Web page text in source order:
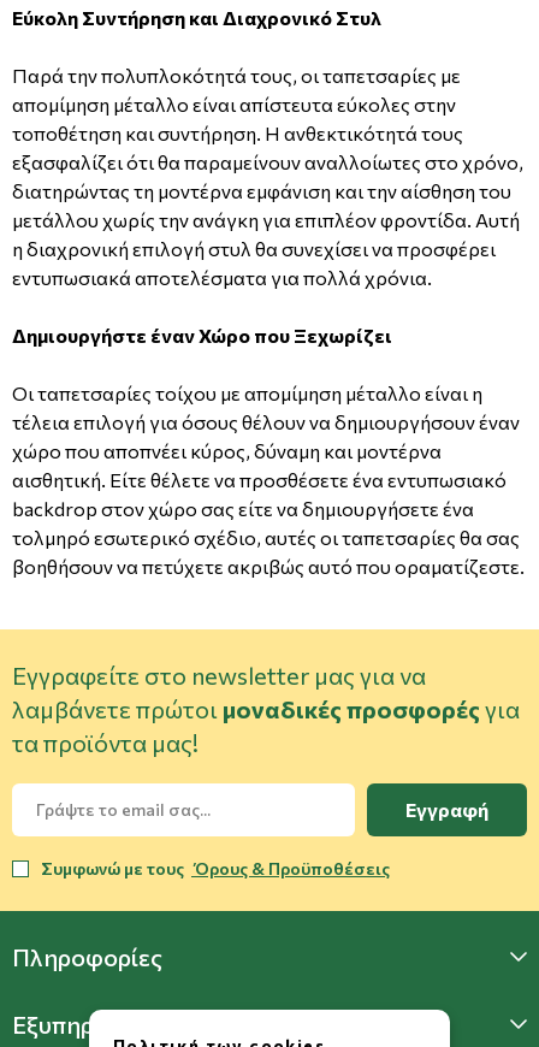
Εύκολη Συντήρηση και Διαχρονικό Στυλ
Παρά την πολυπλοκότητά τους, οι ταπετσαρίες με
απομίμηση μέταλλο είναι απίστευτα εύκολες στην
τοποθέτηση και συντήρηση. Η ανθεκτικότητά τους
εξασφαλίζει ότι θα παραμείνουν αναλλοίωτες στο χρόνο,
διατηρώντας τη μοντέρνα εμφάνιση και την αίσθηση του
μετάλλου χωρίς την ανάγκη για επιπλέον φροντίδα. Αυτή
η διαχρονική επιλογή στυλ θα συνεχίσει να προσφέρει
εντυπωσιακά αποτελέσματα για πολλά χρόνια.
Δημιουργήστε έναν Χώρο που Ξεχωρίζει
Οι ταπετσαρίες τοίχου με απομίμηση μέταλλο είναι η
τέλεια επιλογή για όσους θέλουν να δημιουργήσουν έναν
χώρο που αποπνέει κύρος, δύναμη και μοντέρνα
αισθητική. Είτε θέλετε να προσθέσετε ένα εντυπωσιακό
backdrop στον χώρο σας είτε να δημιουργήσετε ένα
τολμηρό εσωτερικό σχέδιο, αυτές οι ταπετσαρίες θα σας
βοηθήσουν να πετύχετε ακριβώς αυτό που οραματίζεστε.
Εγγραφείτε στο newsletter μας για να
λαμβάνετε πρώτοι μοναδικές προσφορές για
τα προϊόντα μας!
Εγγραφή
Συμφωνώ με τους Όρους & Προϋποθέσεις
Πληροφορίες
Εξυπηρέτηση Πελατών